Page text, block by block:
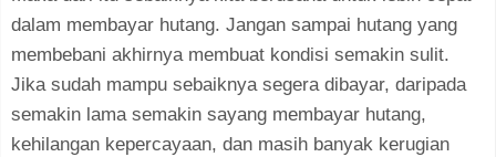
dalam membayar hutang. Jangan sampai hutang yang
membebani akhirnya membuat kondisi semakin sulit.
Jika sudah mampu sebaiknya segera dibayar, daripada
semakin lama semakin sayang membayar hutang,
kehilangan kepercayaan, dan masih banyak kerugian